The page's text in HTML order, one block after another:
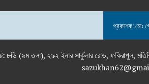
প্রকাশক: মোঃ
স্যুইট: ৮ডি (৯ম তলা), ২৯২ ইনার সার্কুলার